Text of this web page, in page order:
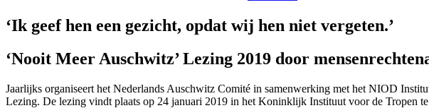
‘Ik geef hen een gezicht, opdat wij hen niet vergeten.’
‘Nooit Meer Auschwitz’ Lezing 2019 door
Jaarlijks organiseert het Nederlands Auschwitz Comité in samenwerking met het NIOD
Lezing. De lezing vindt plaats op 24 januari 2019 in het Koninklijk Instituut voor de Tropen